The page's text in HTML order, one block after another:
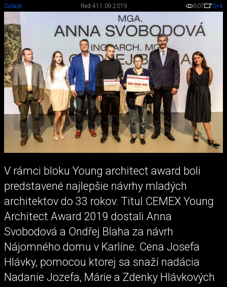
Súťaže Red 411.09.2019 507 0+4
V rámci bloku Young architect award boli
predstavené najlepšie návrhy mladých
architektov do 33 rokov. Titul CEMEX Young
Architect Award 2019 dostali Anna
Svobodová a Ondřej Blaha za návrh
Nájomného domu v Karlíne. Cena Josefa
Hlávky, pomocou ktorej sa snaží nadácia
Nadanie Jozefa, Márie a Zdenky Hlávkových